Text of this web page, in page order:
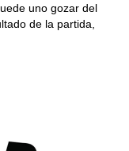
uno gozar del
de la partida,